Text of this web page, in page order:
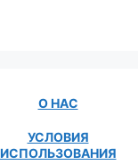
О НАС
УСЛОВИЯ
ИСПОЛЬЗОВАНИЯ